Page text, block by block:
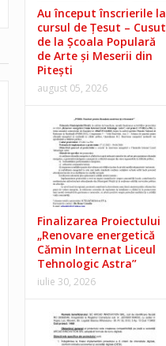
Au început înscrierile la
cursul de Țesut – Cusut
de la Școala Populară
de Arte și Meserii din
Pitești
august 05, 2026
Finalizarea Proiectului
„Renovare energetică
Cămin Internat Liceul
Tehnologic Astra”
iulie 30, 2026